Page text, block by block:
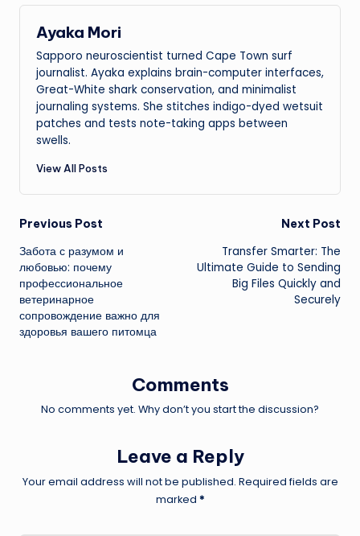
Ayaka Mori
Sapporo neuroscientist turned Cape Town surf
journalist. Ayaka explains brain-computer interfaces,
Great-White shark conservation, and minimalist
journaling systems. She stitches indigo-dyed wetsuit
patches and tests note-taking apps between
swells.
View All Posts
Post
navigation
Previous Post
Забота с разумом и
любовью: почему
профессиональное
ветеринарное
сопровождение важно для
здоровья вашего питомца
Next Post
Transfer Smarter: The
Ultimate Guide to Sending
Big Files Quickly and
Securely
Comments
No comments yet. Why don’t you start the discussion?
Leave a Reply
Your email address will not be published. Required fields are
marked *